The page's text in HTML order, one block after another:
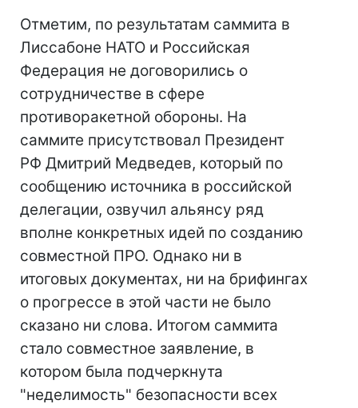
Отметим, по результатам саммита в
Лиссабоне НАТО и Российская
Федерация не договорились о
сотрудничестве в сфере
противоракетной обороны. На
саммите присутствовал Президент
РФ Дмитрий Медведев, который по
сообщению источника в российской
делегации, озвучил альянсу ряд
вполне конкретных идей по созданию
совместной ПРО. Однако ни в
итоговых документах, ни на брифингах
о прогрессе в этой части не было
сказано ни слова. Итогом саммита
стало совместное заявление, в
котором была подчеркнута
"неделимость" безопасности всех